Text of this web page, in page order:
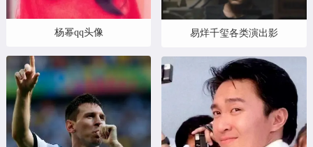
杨幂qq头像 易烊千玺各类演出影